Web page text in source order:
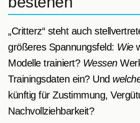
„Critterz“ steht auch
größeres Spannungsfeld: Wie
Modelle trainiert? Wessen
Trainingsdaten ein? Und
künftig für Zustimmung,
Nachvollziehbarkeit?